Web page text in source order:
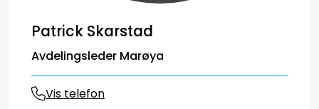
Patrick Skarstad
Avdelingsleder Marøya
Vis telefon